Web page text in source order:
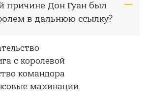
причине Дон Гуан был
в дальнюю ссылку?
с королевой
командора
махинации